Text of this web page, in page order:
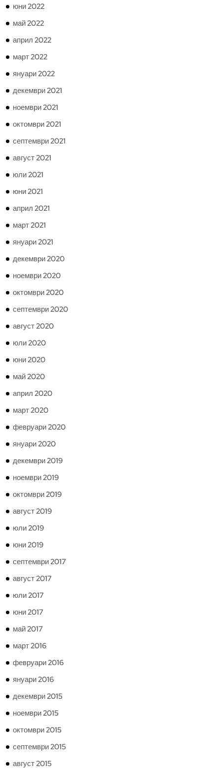
юни 2022
май 2022
април 2022
март 2022
януари 2022
декември 2021
ноември 2021
октомври 2021
септември 2021
август 2021
юли 2021
юни 2021
април 2021
март 2021
януари 2021
декември 2020
ноември 2020
октомври 2020
септември 2020
август 2020
юли 2020
юни 2020
май 2020
април 2020
март 2020
февруари 2020
януари 2020
декември 2019
ноември 2019
октомври 2019
август 2019
юли 2019
юни 2019
септември 2017
август 2017
юли 2017
юни 2017
май 2017
март 2016
февруари 2016
януари 2016
декември 2015
ноември 2015
октомври 2015
септември 2015
август 2015